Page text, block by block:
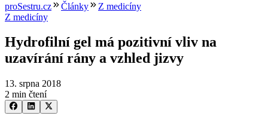
proSestru.cz Články
Z medicíny
Z medicíny
Hydrofilní gel má pozitivní vliv na
uzavírání rány a vzhled jizvy
13. srpna 2018
2 min čtení